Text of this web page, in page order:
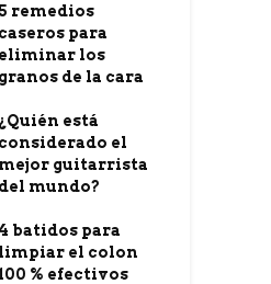
5 remedios
caseros para
eliminar los
granos de la cara
¿Quién está
considerado el
mejor guitarrista
del mundo?
4 batidos para
limpiar el colon
% efectivos